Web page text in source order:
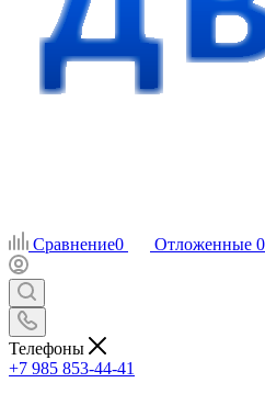
Сравнение0 Отложенные 0
Телефоны
+7 985 853-44-41